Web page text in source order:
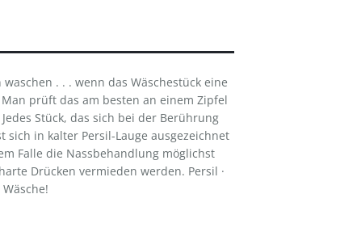
. . . wenn das Wäschestück eine
prüft das am besten an einem Zipfel
Stück, das sich bei der Berührung
sich in kalter Persil-Lauge ausgezeichnet
Falle die Nassbehandlung möglichst
Drücken vermieden werden. Persil ·